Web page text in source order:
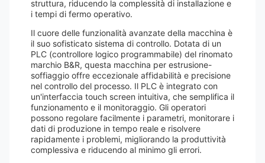
struttura, riducendo la complessità di installazione e
i tempi di fermo operativo.
Il cuore delle funzionalità avanzate della macchina è
il suo sofisticato sistema di controllo. Dotata di un
PLC (controllore logico programmabile) del rinomato
marchio B&R, questa macchina per estrusione-
soffiaggio offre eccezionale affidabilità e precisione
nel controllo del processo. Il PLC è integrato con
un'interfaccia touch screen intuitiva, che semplifica il
funzionamento e il monitoraggio. Gli operatori
possono regolare facilmente i parametri, monitorare i
dati di produzione in tempo reale e risolvere
rapidamente i problemi, migliorando la produttività
complessiva e riducendo al minimo gli errori.